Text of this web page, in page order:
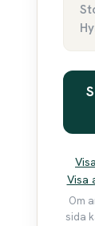
Visa
Om
sida